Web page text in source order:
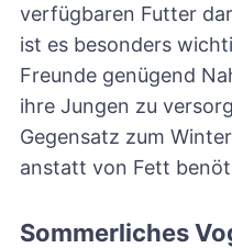
verfügbaren Futter
ist es besonders
Freunde genügend
ihre Jungen zu
Gegensatz zum
anstatt von Fett
Sommerliches